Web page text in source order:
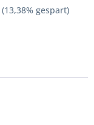
(13,38% gespart)